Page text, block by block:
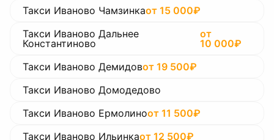
Такси Иваново Чамзинкаот 15 000₽
Такси Иваново Дальнее
Константиново
от
10 000₽
Такси Иваново Демидовот 19 500₽
Такси Иваново Домодедово
Такси Иваново Ермолиноот 11 500₽
Такси Иваново Ильинкаот 12 500₽